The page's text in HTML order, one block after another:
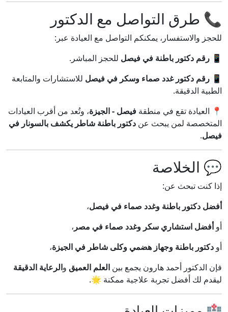
📞 طرق التواصل مع الدكتور
للحجز والاستفسار، يمكنكم التواصل مع العيادة عبر:
📱 رقم دكتور باطنة في فيصل للحجز المباشر.
📱 رقم دكتور غدد صماء وسكر في فيصل للاستشارات والمتابعة
الطبية الدقيقة.
📍 العيادة تقع في منطقة فيصل - الجيزة، وتُعد من أقرب العيادات
المتخصصة لمن يبحث عن دكتور باطنة شاطر يكشف بالسونار في
فيصل.
💬 الخلاصة
إذا كنت تبحث عن:
أفضل دكتور باطنة وغدد صماء في فيصل،
أوأفضل استشاري سكر وغدد صماء في مصر ،
أو دكتور باطنة وجهاز هضمي وكلى شاطر في الجيزة،
فإن الدكتور أحمد هارون يجمع بين العلم العميق والرعاية الدقيقة
ليقدم لك أفضل تجربة علاجية ممكنة 🌟.